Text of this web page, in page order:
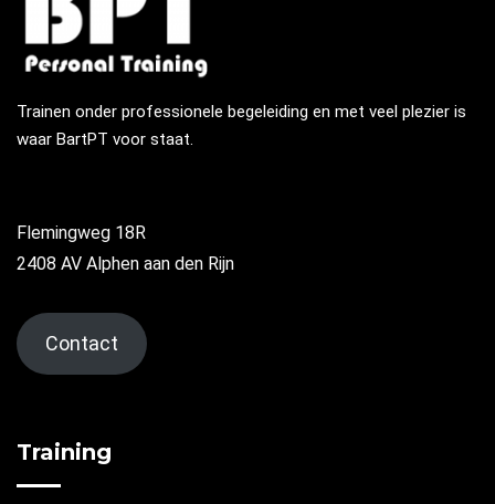
Trainen onder professionele begeleiding en met veel plezier is
waar BartPT voor staat.
Flemingweg 18R
2408 AV Alphen aan den Rijn
Contact
Training